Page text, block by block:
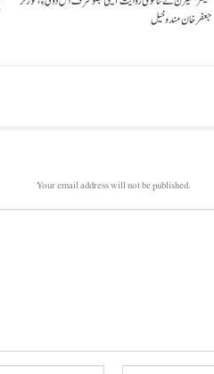
جعفرخان مندوخیل
Your email address will not be published.